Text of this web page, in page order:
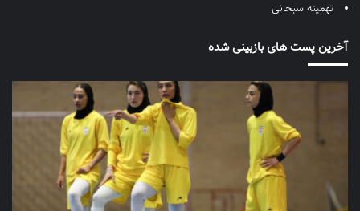
تهمینه سبحانی
آخرین پست های بازبینی شده